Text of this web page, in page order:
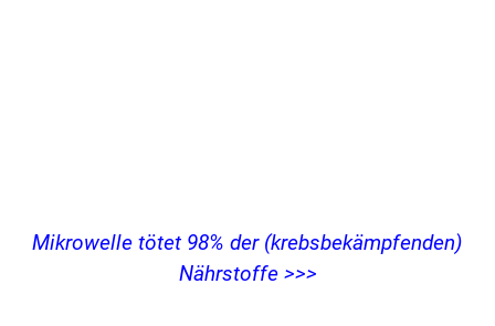
Mikrowelle tötet 98% der (krebsbekämpfenden)
Nährstoffe >>>